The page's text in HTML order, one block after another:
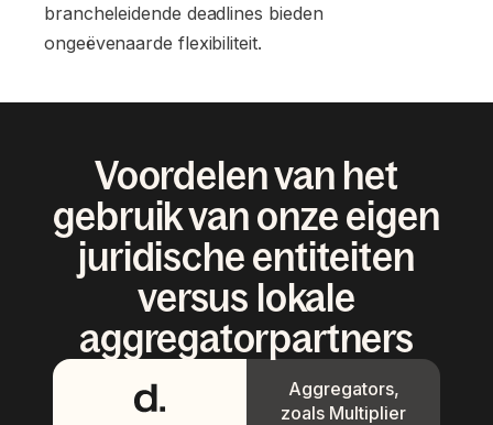
brancheleidende deadlines bieden
ongeëvenaarde flexibiliteit.
Voordelen van het
gebruik van onze eigen
juridische entiteiten
versus lokale
aggregatorpartners
Aggregators,
zoals Multiplier